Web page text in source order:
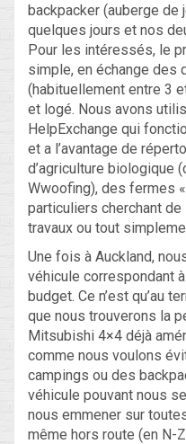
backpacker (auberge
quelques jours et nos
Pour les intéressés, le
simple, en échange des
(habituellement entre 3
et logé. Nous avons
HelpExchange qui
et a l’avantage de
d’agriculture biologique
Wwoofing), des fermes
particuliers cherchant
travaux ou tout
Une fois à Auckland,
véhicule correspondant
budget. Ce n’est qu’au
que nous trouverons la
Mitsubishi 4×4 déjà
comme nous voulons
campings ou des
véhicule pouvant nous
nous emmener sur
même hors route (en